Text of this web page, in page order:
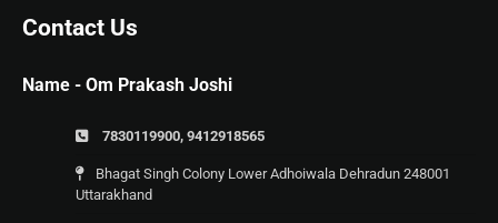
Contact Us
Name - Om Prakash Joshi
7830119900, 9412918565
Bhagat Singh Colony Lower Adhoiwala Dehradun 248001
Uttarakhand